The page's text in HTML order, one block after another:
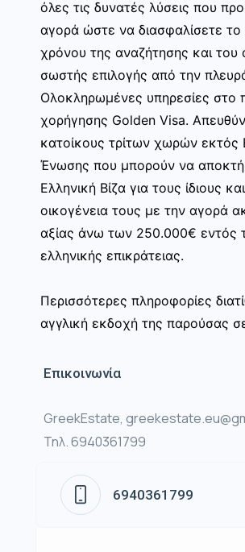
όλες τις δυνατές λύσεις που
αγορά ώστε να διασφαλίσετε το
χρόνου της αναζήτησης και του
σωστής επιλογής από την
Ολοκληρωμένες υπηρεσίες στο
χορήγησης Golden Visa.
κατοίκους τρίτων χωρών εκτός
Ένωσης που μπορούν να
Ελληνική Βίζα για τους ίδιους
οικογένεια τους με την αγορά
αξίας άνω των 250.000€ εντός
ελληνικής επικράτειας.
Περισσότερες πληροφορίες
αγγλική εκδοχή της παρούσας
Επικοινωνία
GreekEstate,
Τηλ. 6940361799
6940361799